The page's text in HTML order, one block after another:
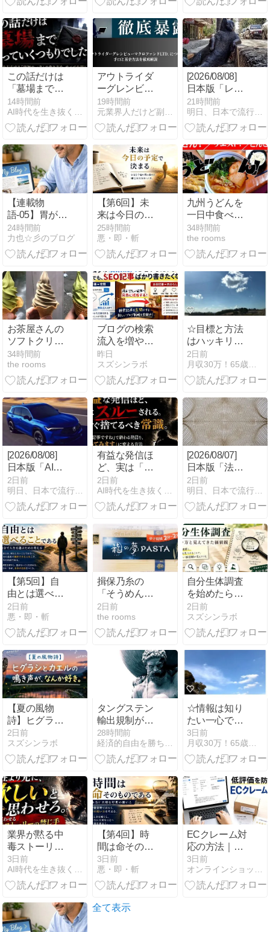
底暴露
く、これがシ
ニアの笑顔の
脱出術！！
この話だけは
「墓場まで持
っていく」つ
もりでした。
14時間前
アウトライダ
ーグレンビュ
ーマクロファ
ンドLTD.は詐
欺？出金でき
理由と実態を
暴露
19時間前
[2026/08/08]
日本版「レト
ロゲーム転
売」副業の可
能性（MINA）
21時間前
【連載物
語-05】胃が痛
い夜が続い
た。でも、家
族がいたから
った
24時間前
力也☆彡のブログ
【第6回】未
来は今日の予
定で決まる｜
人生を変える
時間の使い方
25時間前
悪・即・斬
九州うどんを
一日中食べ続
けてみた
34時間前
the rooms
お茶屋さんの
ソフトクリー
ムを食べる
34時間前
the rooms
ブログの検索
流入を増やし
たい。でも、
SEO記事ばか
り書きたくな
昨日
スズシンラボ
☆目標と方法
はハッキリさ
せ行動とな
る、「いい
な」で動き始
行動Doが中心
のPlan・Do・
Seeでうまく
いく！！
2日前
[2026/08/08]
日本版「AI検
索最適化
（GEO）」副
業の可能性
2日前
有益な発信ほ
ど、実は「ス
ルーされ
る。」今すぐ
捨てるべき常
2日前
[2026/08/07]
日本版「法人
向け職場安全
コンサル」副
業の可能性
2日前
【第5回】自
由とは選べる
ことである｜
自分で人生を
選ぶための考
2日前
悪・即・斬
揖保乃糸の
「そうめん」
ではなく、揖
保乃糸の「パ
スタ」を食べ
2日前
the rooms
自分生体調査
を始めたら、
価値観が見え
てきた
2日前
スズシンラボ
【夏の風物
詩】ヒグラシ
とカエルの鳴
き声が、なん
か好き。
2日前
スズシンラボ
タングステン
輸出規制が工
場直撃｜73歳
が現場で感じ
た世界の変化
28時間前
経済的自由を勝ち取り心と体の健康を保って幸せに長生きする方法
☆情報は知り
たい一心で探
していると、
突然現われる
から本当に面
集はいつも悪
戦苦闘であ
る！！
3日前
月収30万！65歳から始める在宅シニアネットビジネス！
業界が黙る中
毒ストーリー
の法則──人を
狂わせ「買わ
ずにいられな
手
3日前
AI時代を生き抜くための思考と稼ぐ力
【第4回】時
間は命そのも
のである｜本
当に大切な時
間の使い方
3日前
悪・即・斬
ECクレーム対
応の方法｜初
動・返信・返
金判断・再発
防止まで解説
3日前
オンラインショップの開設構築と運営ガイド
全て表示